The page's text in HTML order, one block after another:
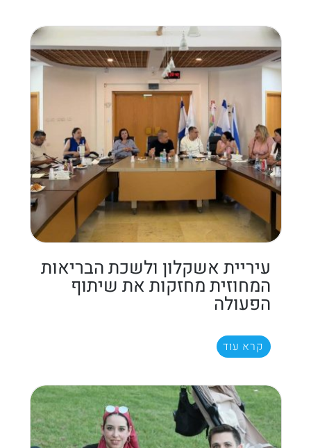
עיריית אשקלון ולשכת הבריאות
המחוזית מחזקות את שיתוף
הפעולה
קרא עוד